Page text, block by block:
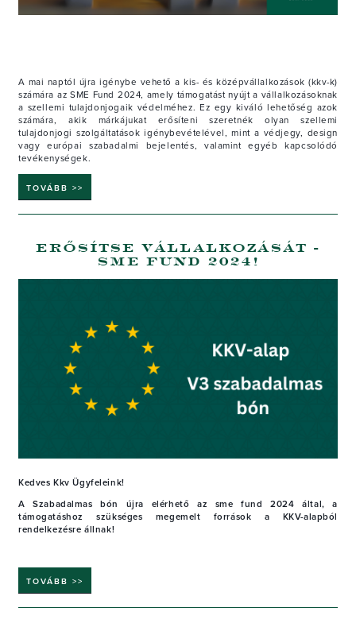
A mai naptól újra igénybe vehető a kis- és középvállalkozások (kkv-k)
számára az SME Fund 2024, amely támogatást nyújt a vállalkozásoknak
a szellemi tulajdonjogaik védelméhez. Ez egy kiváló lehetőség azok
számára, akik márkájukat erősíteni szeretnék olyan szellemi
tulajdonjogi szolgáltatások igénybevételével, mint a védjegy, design
vagy európai szabadalmi bejelentés, valamint egyéb kapcsolódó
tevékenységek.
TOVÁBB >>
ERŐSÍTSE VÁLLALKOZÁSÁT -
SME FUND 2024!
Kedves Kkv Ügyfeleink!
A Szabadalmas bón újra elérhető az sme fund 2024 által, a
támogatáshoz szükséges megemelt források a KKV-alapból
rendelkezésre állnak!
TOVÁBB >>